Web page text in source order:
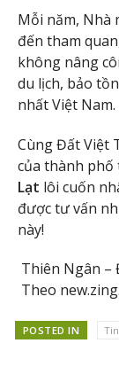
Mỗi năm, Nhà
đến tham
không nâng
du lịch, bảo
nhất Việt Nam.
Cùng Đất Việt
của thành phố
Lạt lôi cuốn
được tư vấn
này!
Thiên Ngân –
Theo
POSTED IN